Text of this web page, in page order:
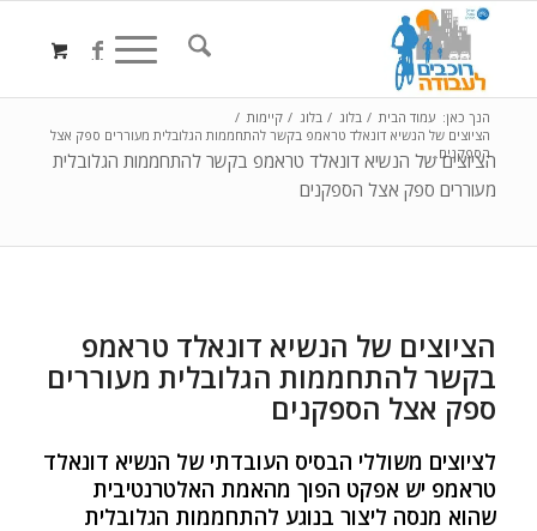
הציוצים של הנשיא דונאלד טראמפ בקשר להתחממות הגלובלית
מעוררים ספק אצל הספקנים
הנך כאן: עמוד הבית / בלוג / בלוג / קיימות /
הציוצים של הנשיא דונאלד טראמפ בקשר להתחממות הגלובלית מעוררים ספק אצל
הספקנים...
הציוצים של הנשיא דונאלד טראמפ
בקשר להתחממות הגלובלית מעוררים
ספק אצל הספקנים
לציוצים משוללי הבסיס העובדתי של הנשיא דונאלד
טראמפ יש אפקט הפוך מהאמת האלטרנטיבית
שהוא מנסה ליצור בנוגע להתחממות הגלובלית